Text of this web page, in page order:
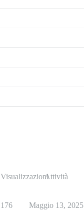
VisualizzazioniAttività
176 Maggio 13, 2025